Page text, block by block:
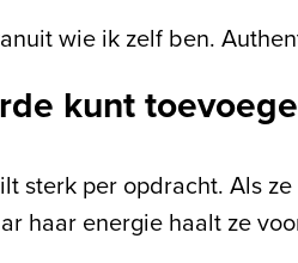
wie ik zelf ben.
kunt
sterk per opdracht. Als
haar energie haalt ze